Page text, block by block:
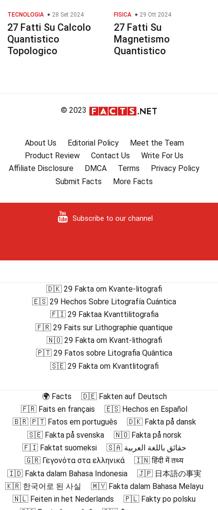
TECNOLOGIA 28 Set 2024
27 Fatti Su Calcolo
Quantistico
Topologico
FISICA 29 Ott 2024
27 Fatti Su
Magnetismo
Quantistico
© 2023
About Us Editorial Policy
Meet the Team
Product Review
Contact Us
Write For Us
Affiliate Disclosure
DMCA Terms
Privacy Policy
Submit Facts
More Facts
Subscribe to our channel
🇩🇰 29 Fakta om Kvante-litografi
🇪🇸 29 Hechos Sobre Litografía Cuántica
🇫🇮 29 Faktaa Kvanttilitografia
🇫🇷 29 Faits sur Lithographie quantique
🇳🇴 29 Fakta om Kvant-lithografi
🇵🇹 29 Fatos sobre Litografia Quântica
🇸🇪 29 Fakta om Kvantlitografi
🌍 Facts
🇩🇪 Fakten auf Deutsch
🇫🇷 Faits en français
🇪🇸 Hechos en Español
🇧🇷 🇵🇹 Fatos em português
🇩🇰 Fakta på dansk
🇸🇪 Fakta på svenska
🇳🇴 Fakta på norsk
🇫🇮 Faktat suomeksi
🇸🇦 حقائق باللغة العربية
🇬🇷 Γεγονότα στα ελληνικά
🇮🇳 हिंदी में तथ्य
🇮🇩 Fakta dalam Bahasa Indonesia
🇯🇵 日本語の事実
🇰🇷 한국어로 된 사실
🇲🇾 Fakta dalam Bahasa Melayu
🇳🇱 Feiten in het Nederlands
🇵🇱 Fakty po polsku